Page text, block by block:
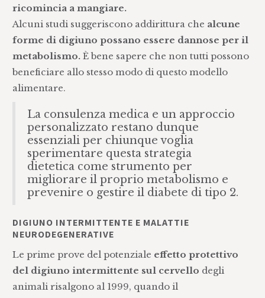
ricomincia a mangiare.
Alcuni studi suggeriscono addirittura che alcune
forme di digiuno possano essere dannose per il
metabolismo. È bene sapere che non tutti possono
beneficiare allo stesso modo di questo modello
alimentare.
La consulenza medica e un approccio
personalizzato restano dunque
essenziali per chiunque voglia
sperimentare questa strategia
dietetica come strumento per
migliorare il proprio metabolismo e
prevenire o gestire il diabete di tipo 2.
DIGIUNO INTERMITTENTE E MALATTIE
NEURODEGENERATIVE
Le prime prove del potenziale effetto protettivo
del digiuno intermittente sul cervello degli
animali risalgono al 1999, quando il